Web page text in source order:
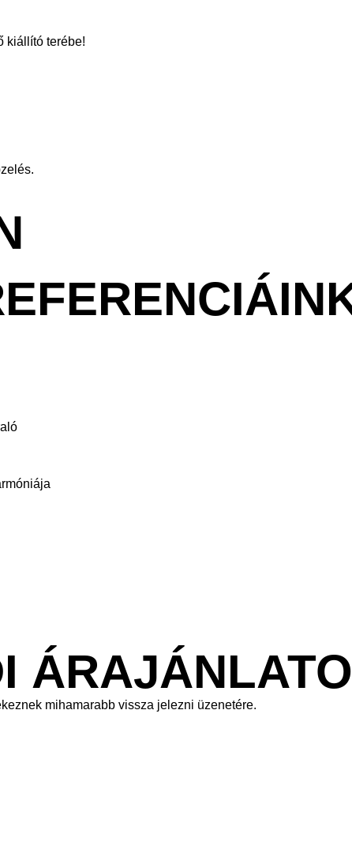
kiállító terébe!
mihamarabb vissza jelezni üzenetére.